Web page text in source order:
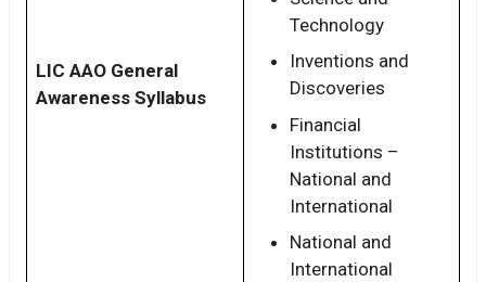
LIC AAO General
Awareness Syllabus
Technology
Inventions and
Discoveries
Financial
Institutions –
National and
International
National and
International